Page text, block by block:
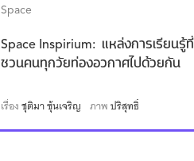
Space
Space Inspirium: แหล่งการเรียนรู้ที่
ชวนคนทุกวัยท่องอวกาศไปด้วยกัน
เรื่องชุติมา ซุ้นเจริญ ภาพปริสุทธิ์